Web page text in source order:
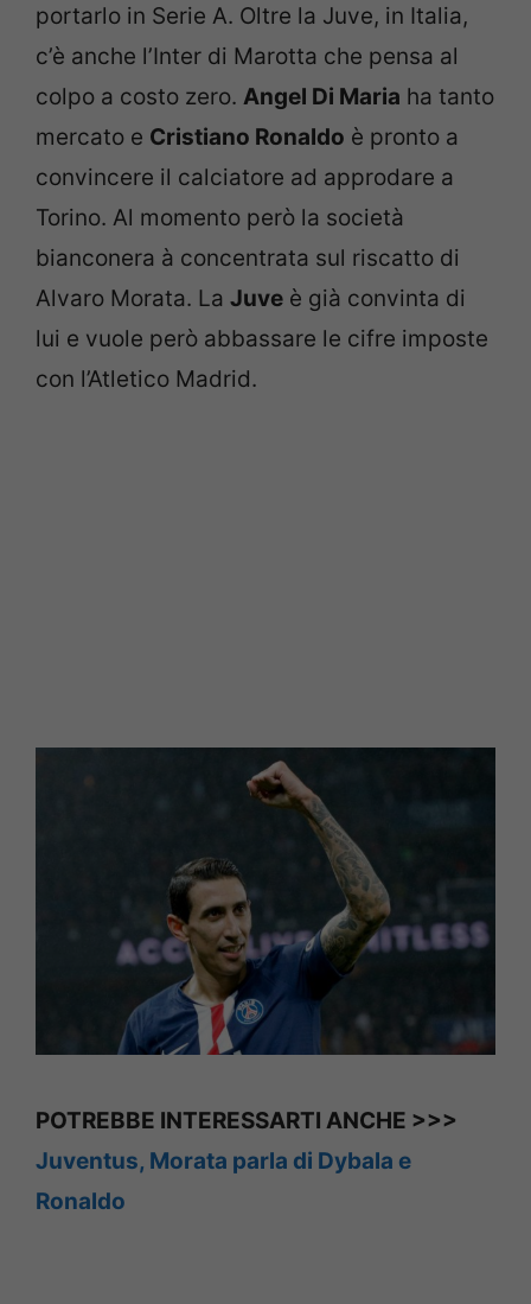
portarlo in Serie A. Oltre la Juve, in Italia,
c’è anche l’Inter di Marotta che pensa al
colpo a costo zero. Angel Di Maria ha tanto
mercato e Cristiano Ronaldo è pronto a
convincere il calciatore ad approdare a
Torino. Al momento però la società
bianconera à concentrata sul riscatto di
Alvaro Morata. La Juve è già convinta di
lui e vuole però abbassare le cifre imposte
con l’Atletico Madrid.
POTREBBE INTERESSARTI ANCHE >>>
Juventus, Morata parla di Dybala e
Ronaldo